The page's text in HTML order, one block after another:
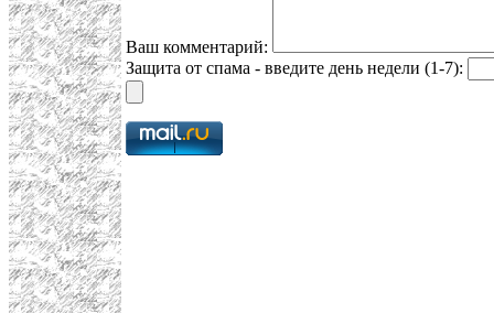
Ваш комментарий:
Защита от спама - введите день недели (1-7):